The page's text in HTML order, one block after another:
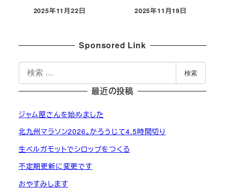
投稿日
2025年11月22日
投稿日
2025年11月19日
Sponsored Link
索
検索
最近の投稿
ジャム屋さんを始めました
北九州マラソン2026。かろうじて4.5時間切り
生ベルガモットでシロップをつくる
不定期更新に変更です
おやすみします